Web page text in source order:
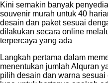
Kini semakin banyak
souvenir murah untuk 40
desain dan paket sesuai
dilakukan secara online
terpercaya yang ada
Langkah pertama dalam
menentukan jumlah Alquran
pilih desain dan warna